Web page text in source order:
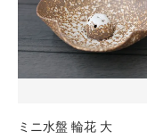
ミニ水盤 輪花 大